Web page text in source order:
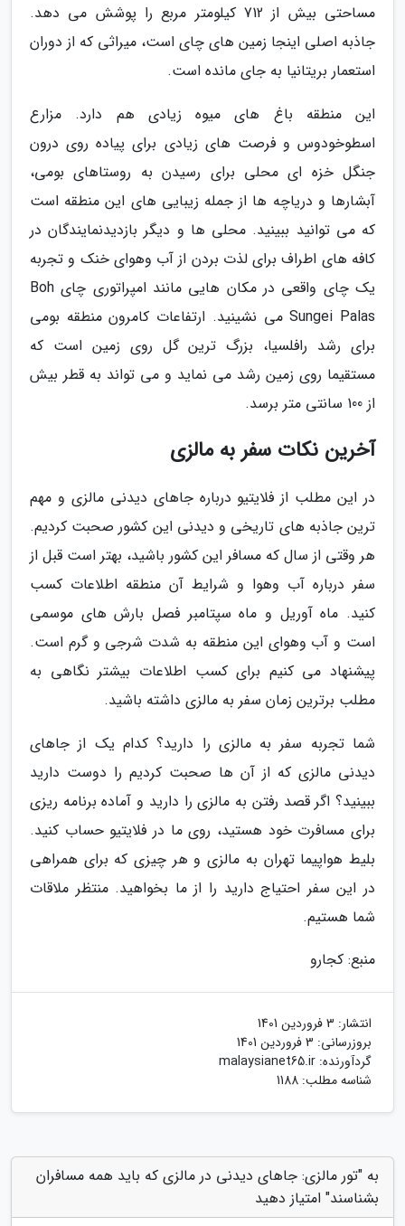
مساحتی بیش از 712 کیلومتر مربع را پوشش می دهد.
جاذبه اصلی اینجا زمین های چای است، میراثی که از دوران
استعمار بریتانیا به جای مانده است.
این منطقه باغ های میوه زیادی هم دارد. مزارع
اسطوخودوس و فرصت های زیادی برای پیاده روی درون
جنگل خزه ای محلی برای رسیدن به روستاهای بومی،
آبشارها و دریاچه ها از جمله زیبایی های این منطقه است
که می توانید ببینید. محلی ها و دیگر بازدیدنمایندگان در
کافه های اطراف برای لذت بردن از آب وهوای خنک و تجربه
یک چای واقعی در مکان هایی مانند امپراتوری چای Boh
Sungei Palas می نشینید. ارتفاعات کامرون منطقه بومی
برای رشد رافلسیا، بزرگ ترین گل روی زمین است که
مستقیما روی زمین رشد می نماید و می تواند به قطر بیش
از 100 سانتی متر برسد.
آخرین نکات سفر به مالزی
در این مطلب از فلایتیو درباره جاهای دیدنی مالزی و مهم
ترین جاذبه های تاریخی و دیدنی این کشور صحبت کردیم.
هر وقتی از سال که مسافر این کشور باشید، بهتر است قبل از
سفر درباره آب وهوا و شرایط آن منطقه اطلاعات کسب
کنید. ماه آوریل و ماه سپتامبر فصل بارش های موسمی
است و آب وهوای این منطقه به شدت شرجی و گرم است.
پیشنهاد می کنیم برای کسب اطلاعات بیشتر نگاهی به
مطلب برترین زمان سفر به مالزی داشته باشید.
شما تجربه سفر به مالزی را دارید؟ کدام یک از جاهای
دیدنی مالزی که از آن ها صحبت کردیم را دوست دارید
ببینید؟ اگر قصد رفتن به مالزی را دارید و آماده برنامه ریزی
برای مسافرت خود هستید، روی ما در فلایتیو حساب کنید.
بلیط هواپیما تهران به مالزی و هر چیزی که برای همراهی
در این سفر احتیاج دارید را از ما بخواهید. منتظر ملاقات
شما هستیم.
منبع: کجارو
انتشار: 3 فروردین 1401
بروزرسانی: 3 فروردین 1401
گردآورنده: malaysianet65.ir
شناسه مطلب: 1188
به "تور مالزی: جاهای دیدنی در مالزی که باید همه مسافران
بشناسند" امتیاز دهید